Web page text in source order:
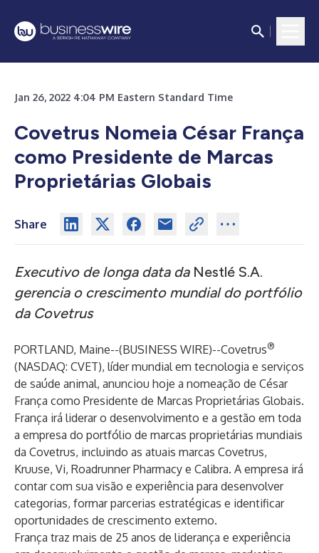
Jan 26, 2022 4:04 PM Eastern Standard Time
Covetrus Nomeia César França
como Presidente de Marcas
Proprietárias Globais
Share
Executivo de longa data da Nestlé S.A.
gerencia o crescimento mundial do portfólio
da Covetrus
PORTLAND, Maine--(BUSINESS WIRE)--Covetrus®
(NASDAQ: CVET), líder mundial em tecnologia e serviços
de saúde animal, anunciou hoje a nomeação de César
França como Presidente de Marcas Proprietárias Globais.
França irá liderar o desenvolvimento e a gestão em toda
a empresa do portfólio de marcas proprietárias mundiais
da Covetrus, incluindo as atuais marcas Covetrus,
Kruuse, Vi, Roadrunner Pharmacy e Calibra. A empresa irá
contar com sua visão e experiência para desenvolver
categorias, formar parcerias estratégicas e identificar
oportunidades de crescimento externo.
França traz mais de 25 anos de liderança e experiência